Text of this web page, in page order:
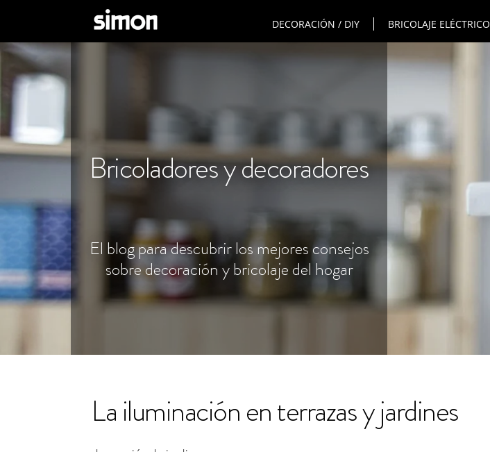
DECORACIÓN / DIY BRICOLAJE ELÉCTRICO
Bricoladores y decoradores
El blog para descubrir los mejores consejos
sobre decoración y bricolaje del hogar
La iluminación en terrazas y jardines